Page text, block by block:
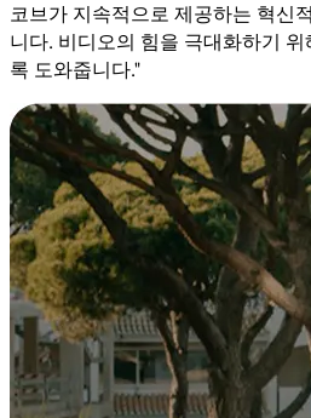
코브가 지속적으로 제공하는 혁신
니다. 비디오의 힘을 극대화하기
록 도와줍니다."